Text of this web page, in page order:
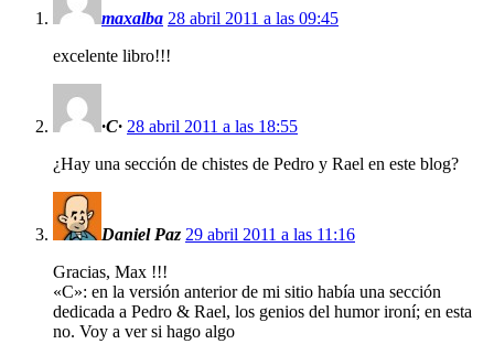
maxalba 28 abril 2011 a las 09:45
excelente libro!!!
·C· 28 abril 2011 a las 18:55
¿Hay una sección de chistes de Pedro y Rael en este blog?
Daniel Paz 29 abril 2011 a las 11:16
Gracias, Max !!!
«C»: en la versión anterior de mi sitio había una sección
dedicada a Pedro & Rael, los genios del humor ironí; en esta
no. Voy a ver si hago algo